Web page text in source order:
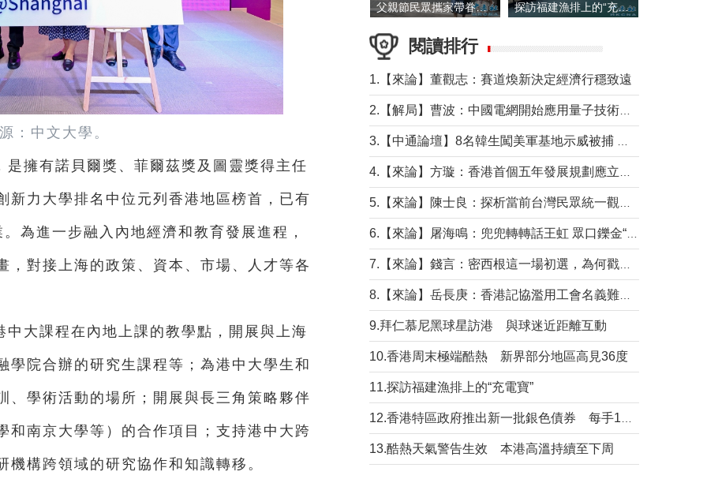
：中文大學。
擁有諾貝爾獎、菲爾茲獎及圖靈獎得主任
新力大學排名中位元列香港地區榜首，已有
為進一步融入內地經濟和教育發展進程，
，對接上海的政策、資本、市場、人才等各
大課程在內地上課的教學點，開展與上海
學院合辦的研究生課程等；為港中大學生和
、學術活動的場所；開展與長三角策略夥伴
和南京大學等）的合作項目；支持港中大跨
構跨領域的研究協作和知識轉移。
父親節民眾攜家帶眷出遊 探訪福建漁排上的“充電寶”
閱讀排行
1.【來論】董觀志：賽道煥新決定經濟行穩致遠
9.拜仁慕尼黑球星訪港 與球迷近距離互動
10.香港周末極端酷熱 新界部分地區高見36度
11.探訪福建漁排上的“充電寶”
13.酷熱天氣警告生效 本港高溫持續至下周